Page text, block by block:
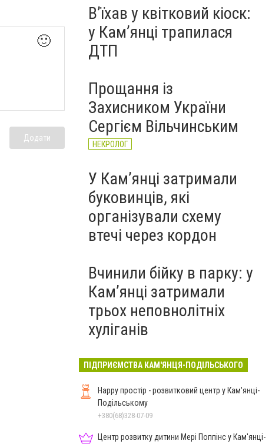
🙂
Додати
Вʼїхав у квітковий кіоск:
у Камʼянці трапилася
ДТП
Прощання із
Захисником України
Сергієм Вільчинським
НЕКРОЛОГ
У Кам’янці затримали
буковинців, які
організували схему
втечі через кордон
Вчинили бійку в парку: у
Кам’янці затримали
трьох неповнолітніх
хуліганів
ПІДПРИЄМСТВА КАМ'ЯНЦЯ-ПОДІЛЬСЬКОГО
Happy простір - розвитковий центр у Кам'янці-
Подільському
+380(68)328-07-09
Центр розвитку дитини Мері Поппінс у Кам'янці-